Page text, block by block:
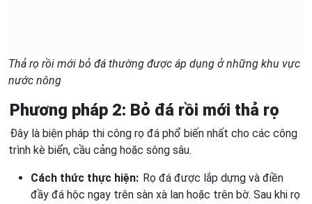
Thả rọ rồi mới bỏ đá thường được áp dụng ở những khu vực
nước nông
Phương pháp 2: Bỏ đá rồi mới thả rọ
Đây là biện pháp thi công rọ đá phổ biến nhất cho các công
trình kè biển, cầu cảng hoặc sông sâu.
Cách thức thực hiện: Rọ đá được lắp dựng và điền
đầy đá hộc ngay trên sàn xà lan hoặc trên bờ. Sau khi rọ